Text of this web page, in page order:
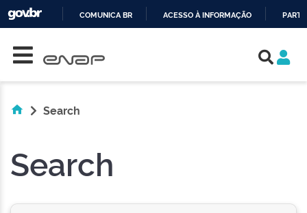
COMUNICA BR ACESSO À INFORMAÇÃO
Search
Search